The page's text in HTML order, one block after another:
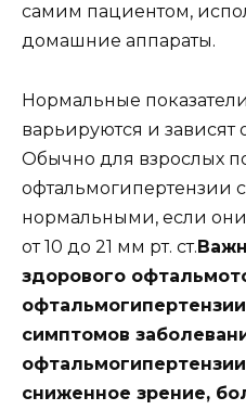
самим пациентом,
домашние аппараты.
Нормальные
варьируются и зависят
Обычно для взрослых
офтальмогипертензии
нормальными, если они
от 10 до 21 мм рт. ст.
здорового
симптомов
сниженное зрение,